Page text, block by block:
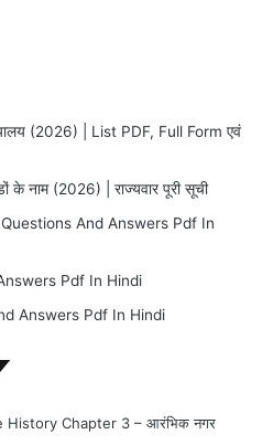
(2026) | List PDF, Full Form एवं
के नाम (2026) | राज्यवार पूरी सूची
And Answers Pdf In
Pdf In Hindi
Answers Pdf In Hindi
History Chapter 3 – आरंभिक नगर